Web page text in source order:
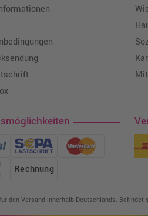
Rechnung
den Versand innerhalb Deutschlands.